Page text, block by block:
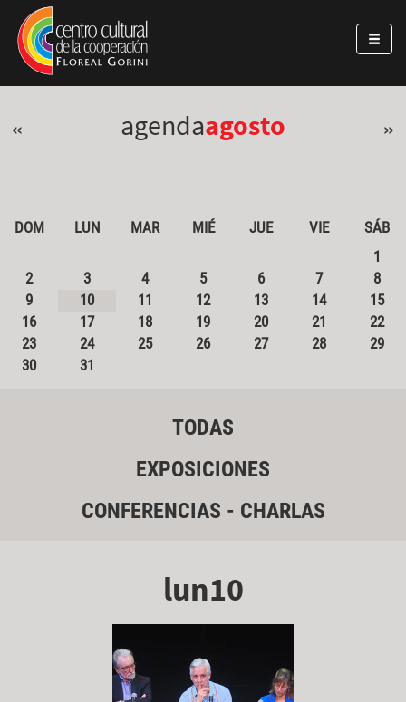
Pasar al contenido principal
Jump to main content
« agendaagosto »
DOM LUN MAR MIÉ JUE VIE
SÁB
1
2
3 4 5 6 7
8
9
10 11 12 13 14
15
16
17 18 19 20 21
22
23
24 25 26 27 28
29
30
31
TODAS
EXPOSICIONES
CONFERENCIAS - CHARLAS
lun10